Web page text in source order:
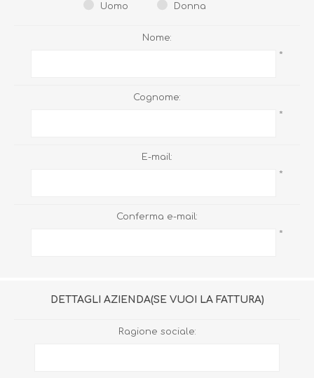
Uomo Donna
Nome:
*
Cognome:
*
E-mail:
*
Conferma e-mail:
*
DETTAGLI AZIENDA(SE VUOI LA FATTURA)
Ragione sociale: